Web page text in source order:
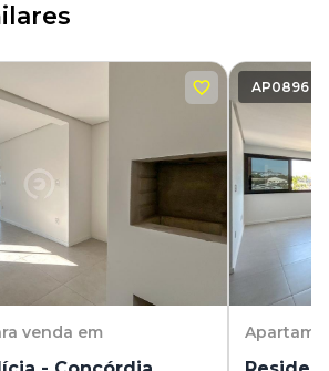
venda em
AP0896